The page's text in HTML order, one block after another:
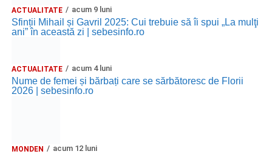
ACTUALITATE acum 9 luni
Sfinții Mihail și Gavril 2025: Cui trebuie să îi spui „La mulţi
ani” în această zi | sebesinfo.ro
ACTUALITATE acum 4 luni
Nume de femei și bărbați care se sărbătoresc de Florii
2026 | sebesinfo.ro
MONDEN acum 12 luni